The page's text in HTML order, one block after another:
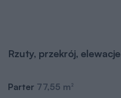
Rzuty, przekrój, elewacje
Parter 77,55 m2